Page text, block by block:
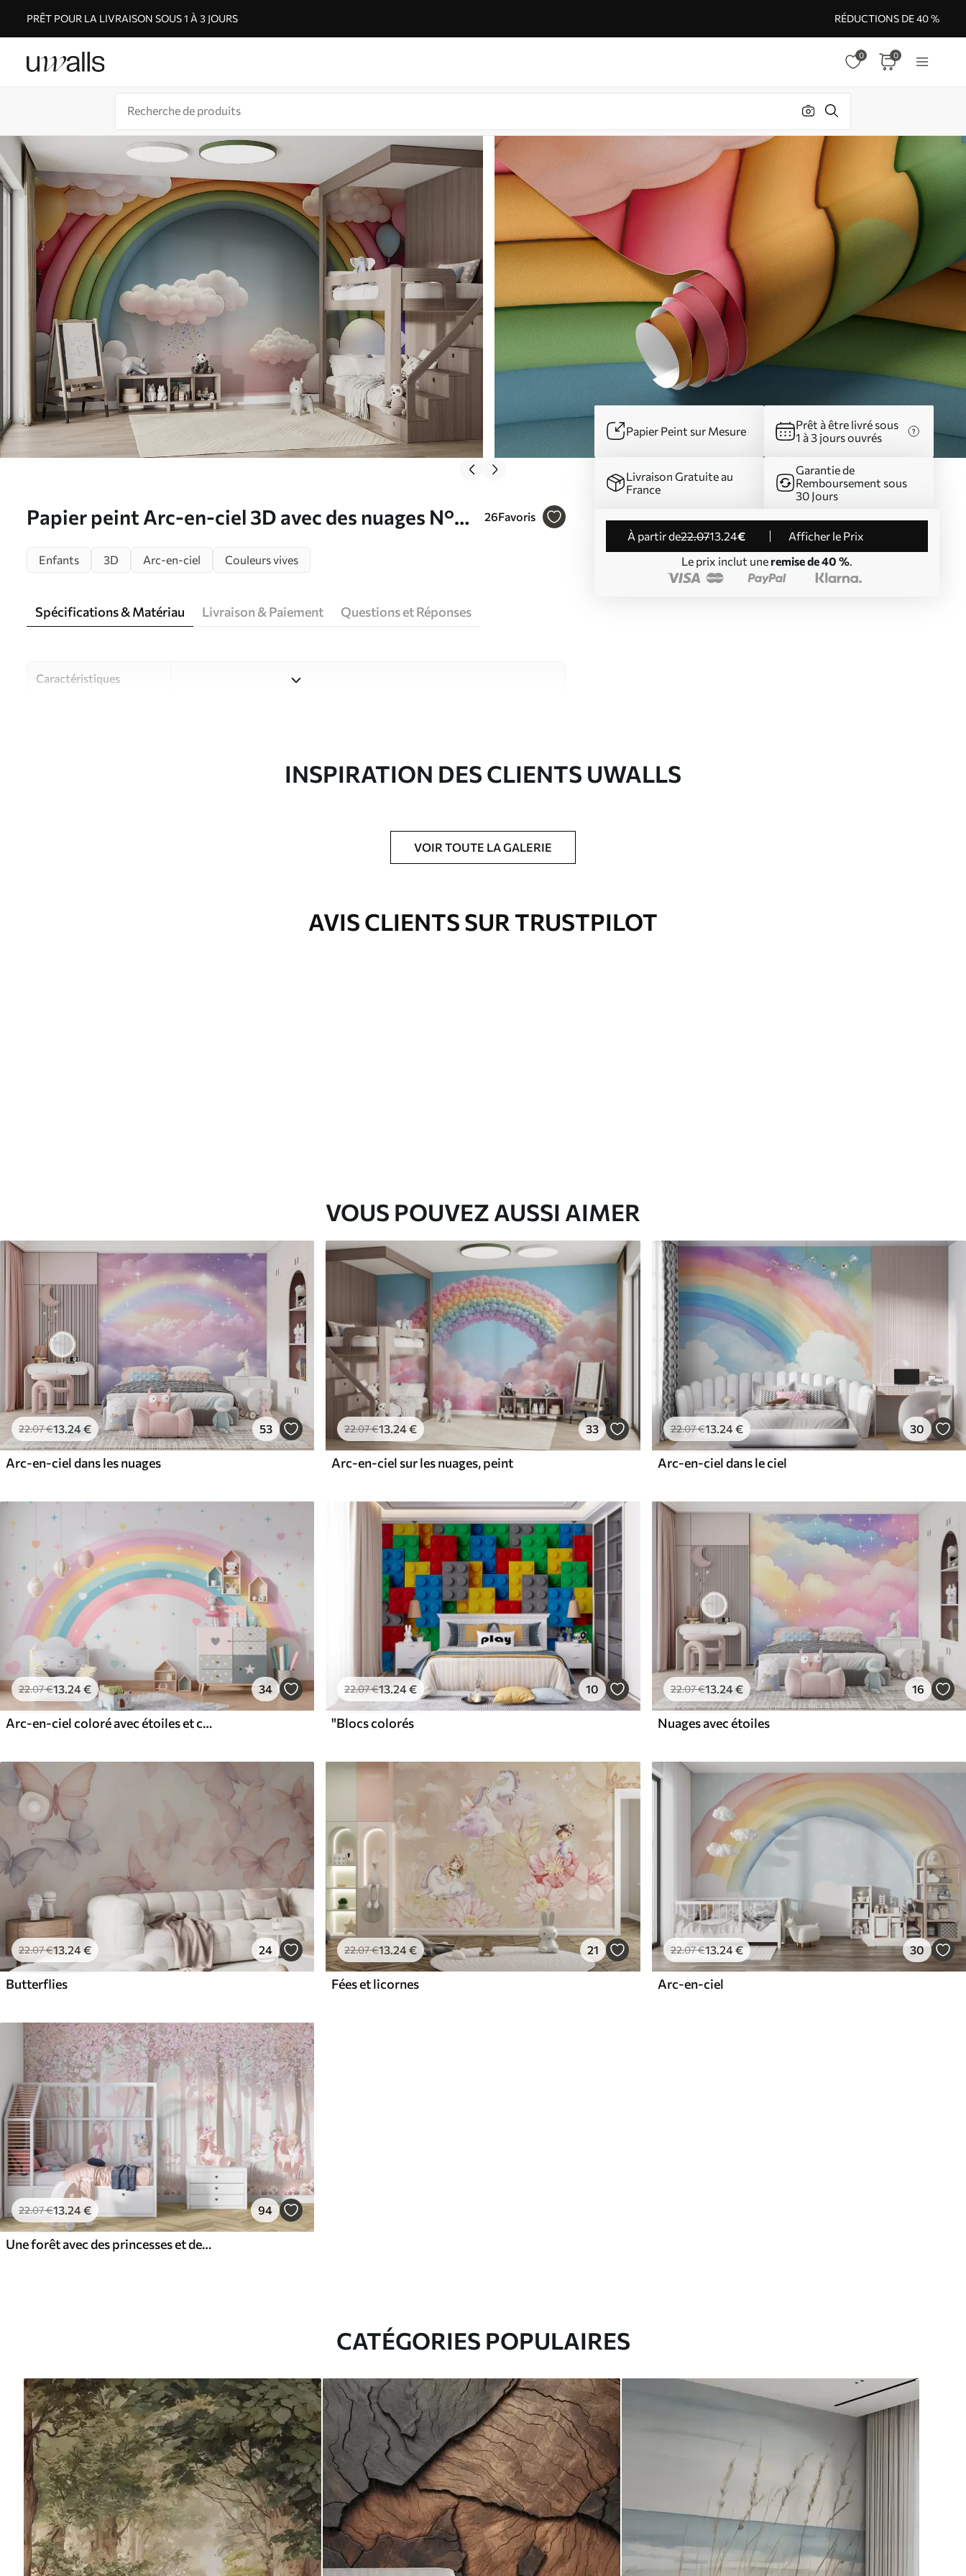
PRÊT POUR LA LIVRAISON SOUS 1 À 3 JOURS RÉDUCTIONS DE 40 %
0 0
Papier peint Arc-en-ciel 3D avec des nuages N°
26Favoris
Papier Peint sur Mesure
Prêt à être livré sous
1 à 3 jours ouvrés
Livraison Gratuite au
France
Garantie de
Remboursement sous
30 Jours
à partir de22.0713.24€
Afficher le Prix
Le prix inclut une remise de 40 %.
Enfants 3D Arc-en-ciel Couleurs vives
Spécifications & Matériau Livraison & Paiement Questions et Réponses
Caractéristiques
Studio de design Uwalls
Imprimé sur commande et livré en rouleaux jusqu’à 50 cm de large.
INSPIRATION DES CLIENTS UWALLS
VOIR TOUTE LA GALERIE
AVIS CLIENTS SUR TRUSTPILOT
VOUS POUVEZ AUSSI AIMER
22.07€13 .24€ 53
Arc-en-ciel dans les nuages
22.07€13 .24€ 33
Arc-en-ciel sur les nuages, peint
22.07€13.24€ 30
Arc-en-ciel dans le ciel
22.07€13.24€ 34
Arc-en-ciel coloré avec étoiles et coeurs de style scandinave
22.07€13.24€ 10
"Blocs colorés
22.07€13.24€ 16
Nuages avec étoiles
22.07€13 .24€ 24
Butterflies
22.07€13 .24€ 21
Fées et licornes
22.07€13.24€ 30
Arc-en-ciel
22.07€13.24€ 94
Une forêt avec des princesses et des licornes
CATÉGORIES POPULAIRES